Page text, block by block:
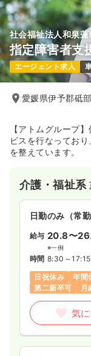
社会福祉法人和泉蓮
指定障害者支
エージェント求人
愛媛県伊予郡砥
【アトムグループ
ビスを行なってお
を整えています。
介護・福祉系
日勤のみ（常勤
給与 20.8〜
※一例
時間 8:30～17:15
日祝休み
年間
第二新卒可
月
気